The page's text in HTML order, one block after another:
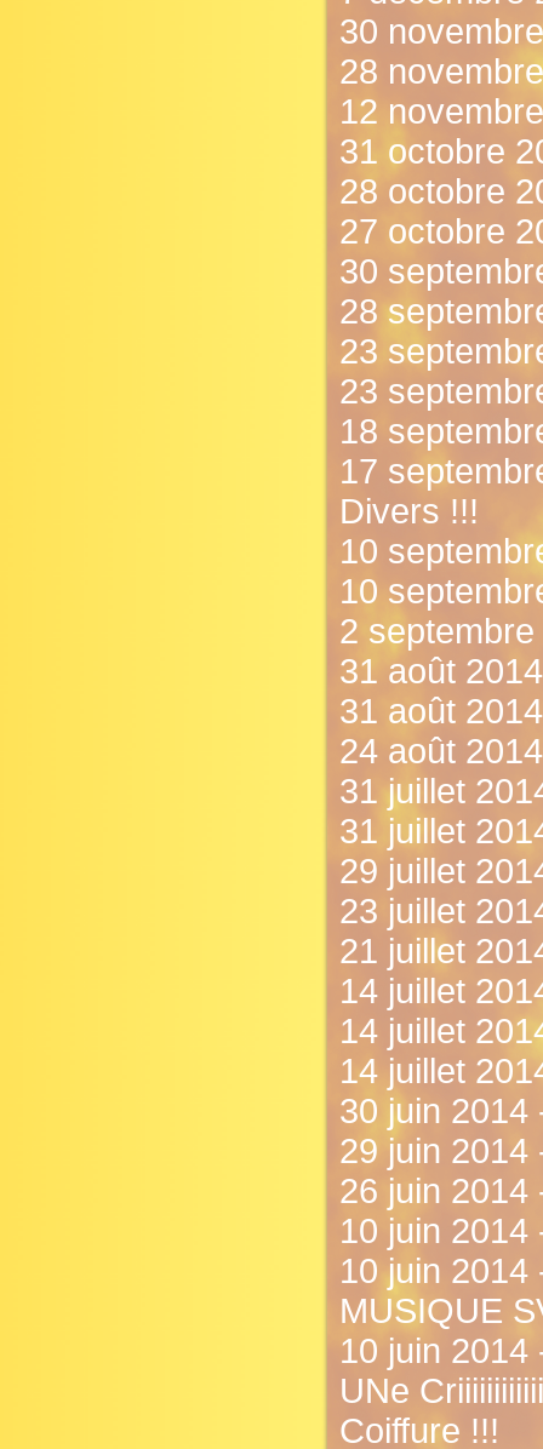
30
28
12
31 octobre
28 octobre
27 octobre
30
28
23
23
18
17
Divers !!!
10
10
2
31 août
31 août
24 août
31 juillet
31 juillet
29 juillet
23 juillet
21 juillet
14 juillet
14 juillet
14 juillet
30 juin 2014
29 juin 2014
26 juin 2014
10 juin 2014
10 juin 2014
MUSIQUE
10 juin
UNe
Coiffure !!!